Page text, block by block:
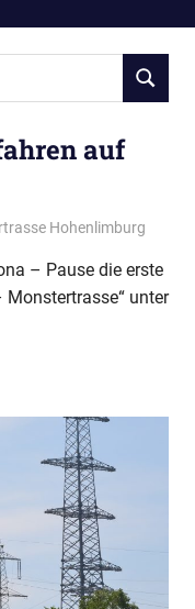
SUCHEN
auf
Hohenlimburg
– Pause die erste
Monstertrasse“ unter